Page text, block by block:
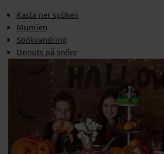
Kasta ner spöken
Mumien
Spökvandring
Donuts på snöre